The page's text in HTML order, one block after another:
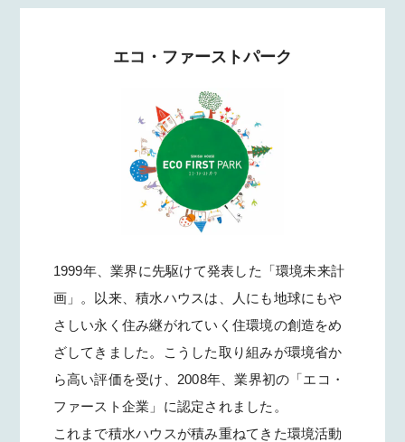
エコ・ファーストパーク
1999年、業界に先駆けて発表した「環境未来計
画」。以来、積水ハウスは、人にも地球にもや
さしい永く住み継がれていく住環境の創造をめ
ざしてきました。こうした取り組みが環境省か
ら高い評価を受け、2008年、業界初の「エコ・
ファースト企業」に認定されました。
これまで積水ハウスが積み重ねてきた環境活動